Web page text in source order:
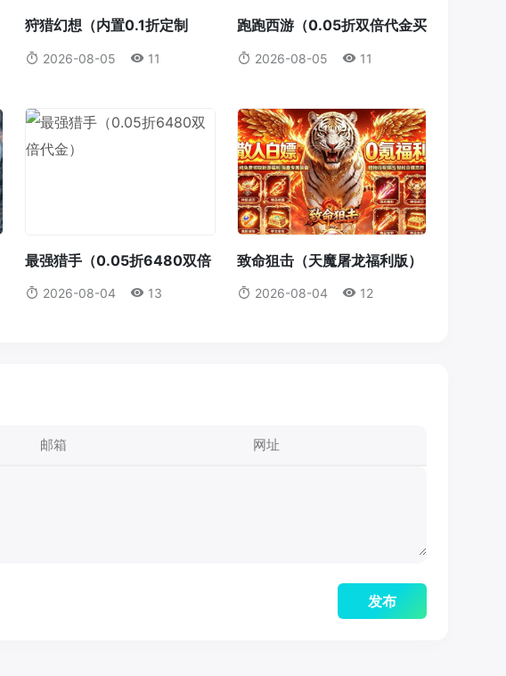
狩猎幻想（内置0.1折定制
版）
2026-08-05 11
跑跑西游（0.05折双倍代金买
断版）
2026-08-05 11
最强猎手（0.05折6480双倍
代金）
2026-08-04 13
致命狙击（天魔屠龙福利版）
2026-08-04 12